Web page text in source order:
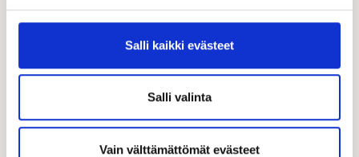
Salli kaikki evästeet
Salli valinta
Vain välttämättömät evästeet